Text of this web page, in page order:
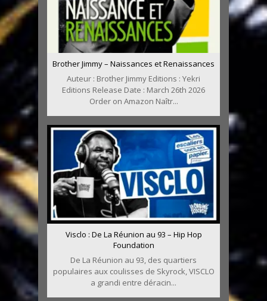
Brother Jimmy – Naissances et Renaissances
Auteur : Brother Jimmy Editions : Yekri
Editions Release Date : March 26th 2026
Order on Amazon Naîtr...
Visclo : De La Réunion au 93 – Hip Hop
Foundation
De La Réunion au 93, des quartiers
populaires aux coulisses de Skyrock, VISCLO
a grandi entre déracin...